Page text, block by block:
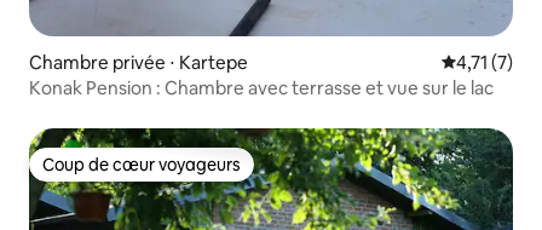
Chambre privée ⋅ Kartepe Évaluation
4,71 (7)
Konak Pension : Chambre avec terrasse et vue sur le lac
Coup de cœur voyageurs
Coup de cœur voyageurs